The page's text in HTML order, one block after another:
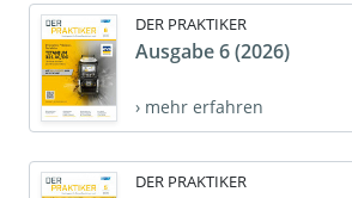
DER PRAKTIKER
Ausgabe 6 (2026)
› mehr erfahren
DER PRAKTIKER